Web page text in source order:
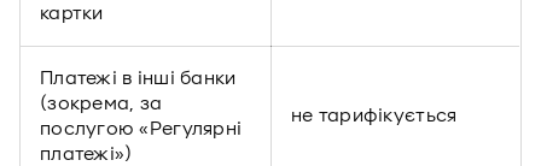
картки
Платежі в інші банки
(зокрема, за
послугою «Регулярні
платежі»)
не тарифікується